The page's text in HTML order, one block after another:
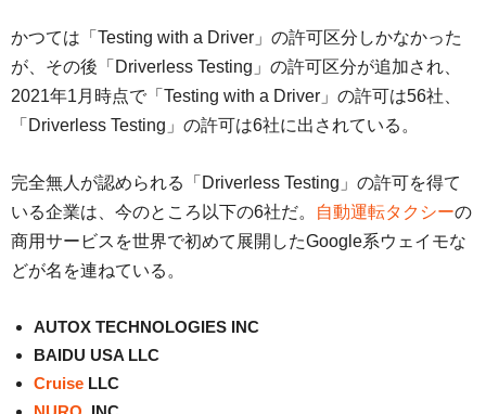
かつては「Testing with a Driver」の許可区分しかなかった
が、その後「Driverless Testing」の許可区分が追加され、
2021年1月時点で「Testing with a Driver」の許可は56社、
「Driverless Testing」の許可は6社に出されている。
完全無人が認められる「Driverless Testing」の許可を得て
いる企業は、今のところ以下の6社だ。
自動運転タクシーの
商用サービスを世界で初めて展開したGoogle系ウェイモな
どが名を連ねている。
AUTOX TECHNOLOGIES INC
BAIDU USA LLC
Cruise LLC